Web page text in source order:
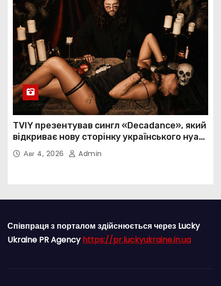
TVIY презентував сингл «Decadance», який
відкриває нову сторінку українського нуар-
попуАвг 4, 2026 Admin
Співпраця з порталом здійснюється через Lucky
Ukraine PR Agencyhttps://pr.luckyukraine.in.ua